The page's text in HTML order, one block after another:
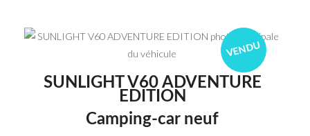
VENDU
SUNLIGHT V60 ADVENTURE
EDITION
Camping-car neuf